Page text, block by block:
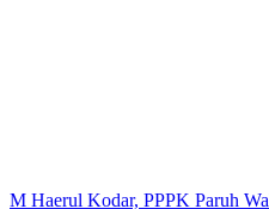
M Haerul Kodar, PPPK Paruh